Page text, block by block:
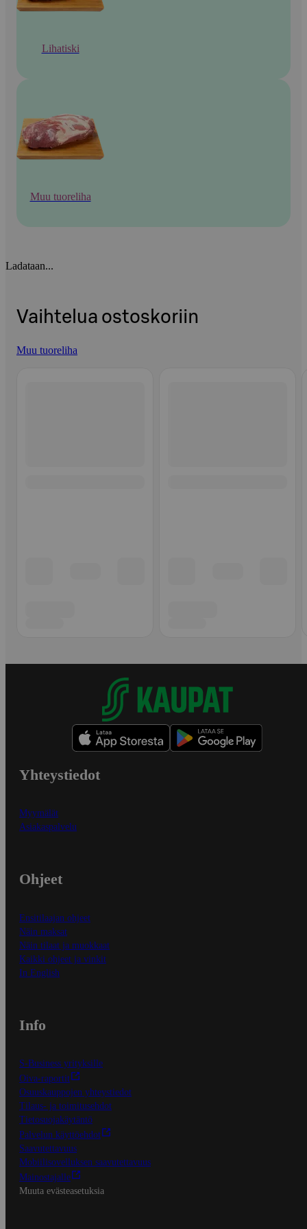
Lihatiski
Muu tuoreliha
Ladataan...
Vaihtelua ostoskoriin
Muu tuoreliha
Yhteystiedot
Myymälät
Asiakaspalvelu
Ohjeet
Ensitilaajan ohjeet
Näin maksat
Näin tilaat ja muokkaat
Kaikki ohjeet ja vinkit
In English
Info
S-Business yrityksille
Oiva-raportit
Osuuskauppojen yhteystiedot
Tilaus- ja toimitusehdot
Tietosuojakäytäntö
Palvelun käyttöehdot
Saavutettavuus
Mobiilisovelluksen saavutettavuus
Mainostajalle
Muuta evästeasetuksia